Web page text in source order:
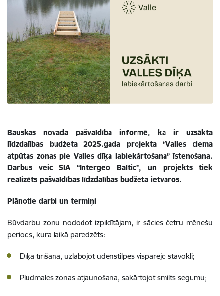
Bauskas novada pašvaldība informē, ka ir uzsākta
līdzdalības budžeta 2025.gada projekta “Valles ciema
atpūtas zonas pie Valles dīķa labiekārtošana” īstenošana.
Darbus veic SIA “Intergeo Baltic”, un projekts tiek
realizēts pašvaldības līdzdalības budžeta ietvaros.
Plānotie darbi un termiņi
Būvdarbu zonu nododot izpildītājam, ir sācies četru mēnešu
periods, kura laikā paredzēts:
Dīķa tīrīšana, uzlabojot ūdenstilpes vispārējo stāvokli;
Pludmales zonas atjaunošana, sakārtojot smilts segumu;